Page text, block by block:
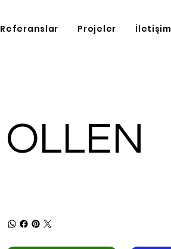
Referanslar Projeler İletişim
OLLEN